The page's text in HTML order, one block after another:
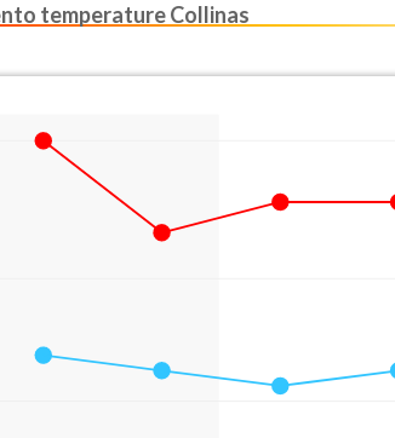
temperature Collinas